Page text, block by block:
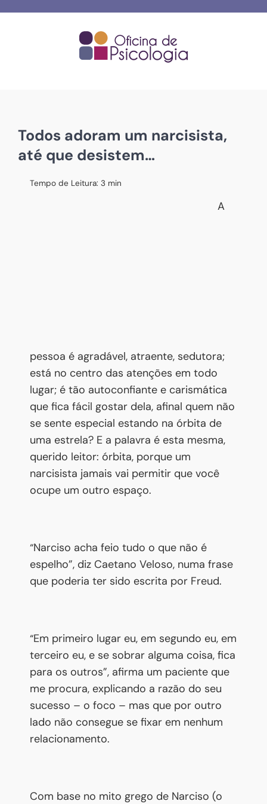
Todos adoram um narcisista,
até que desistem…
Tempo de Leitura: 3 min
A
pessoa é agradável, atraente, sedutora;
está no centro das atenções em todo
lugar; é tão autoconfiante e carismática
que fica fácil gostar dela, afinal quem não
se sente especial estando na órbita de
uma estrela? E a palavra é esta mesma,
querido leitor: órbita, porque um
narcisista jamais vai permitir que você
ocupe um outro espaço.
“Narciso acha feio tudo o que não é
espelho”, diz Caetano Veloso, numa frase
que poderia ter sido escrita por Freud.
“Em primeiro lugar eu, em segundo eu, em
terceiro eu, e se sobrar alguma coisa, fica
para os outros”, afirma um paciente que
me procura, explicando a razão do seu
sucesso – o foco – mas que por outro
lado não consegue se fixar em nenhum
relacionamento.
Com base no mito grego de Narciso (o